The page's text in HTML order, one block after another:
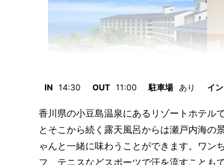
IN 14:30 OUT 11:00 駐車場 あり イ
香川県の小豆島温泉にあるリゾートホテル
とそこから続く露天風呂からは瀬戸内海の
ゃんと一緒に味わうことができます。ワン
フ、テニスなどスポーツで汗を流すことも